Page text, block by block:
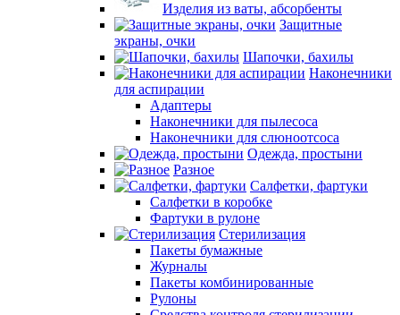
Изделия из ваты, абсорбенты
Защитные
экраны, очки
Шапочки, бахилы
Наконечники
для аспирации
Адаптеры
Наконечники для пылесоса
Наконечники для слюноотсоса
Одежда, простыни
Разное
Салфетки, фартуки
Салфетки в коробке
Фартуки в рулоне
Стерилизация
Пакеты бумажные
Журналы
Пакеты комбинированные
Рулоны